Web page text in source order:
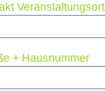
Veranstaltungsort
+ Hausnummer